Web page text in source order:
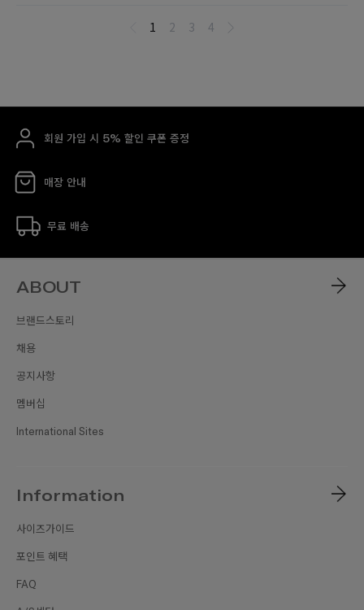
회원 가입 시 5% 할인 쿠폰 증정
매장 안내
무료 배송
ABOUT
브랜드스토리
채용
공지사항
멤버십
International Sites
Information
사이즈가이드
포인트 혜택
FAQ